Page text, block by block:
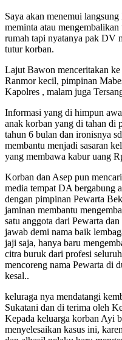
Saya akan menemui
meminta atau
rumah tapi nyatanya pak DV
tutur korban.
Lajut Bawon menceritakan
Ranmor kecil, pimpinan
Kapolres , malam juga
Informasi yang di himpun
anak korban yang di tahan di
tahun 6 bulan dan ironisnya
membantu menjadi sasaran
yang membawa kabur uang
Korban dan Asep pun
media tempat DA bergabung
dengan pimpinan Pewarta
jaminan membantu
satu anggota dari Pewarta
jawab demi nama baik
jaji saja, hanya baru
citra buruk dari profesi
mencoreng nama Pewarta di
kesal..
keluraga nya mendatangi
Sukatani dan di terima oleh
Kepada keluarga korban Ayi
menyelesaikan kasus ini,